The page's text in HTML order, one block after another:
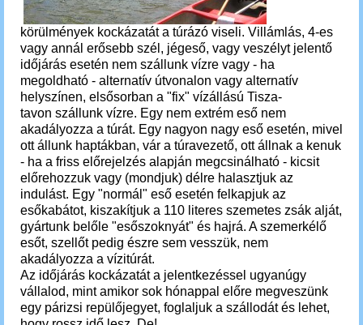
körülmények kockázatát a túrázó viseli. Villámlás, 4-es
vagy annál erősebb szél, jégeső, vagy veszélyt jelentő
időjárás esetén nem szállunk vízre vagy - ha
megoldható - alternatív útvonalon vagy alternatív
helyszínen, elsősorban a "fix" vízállású Tisza-
tavon szállunk vízre. Egy nem extrém eső nem
akadályozza a túrát. Egy nagyon nagy eső esetén, mivel
ott állunk haptákban, vár a túravezető, ott állnak a kenuk
- ha a friss előrejelzés alapján megcsinálható - kicsit
előrehozzuk vagy (mondjuk) délre halasztjuk az
indulást. Egy "normál" eső esetén felkapjuk az
esőkabátot, kiszakítjuk a 110 literes szemetes zsák alját,
gyártunk belőle "esőszoknyát" és hajrá. A szemerkélő
esőt, szellőt pedig észre sem vesszük, nem
akadályozza a vízitúrát.
Az időjárás kockázatát a jelentkezéssel ugyanúgy
vállalod, mint amikor sok hónappal előre megveszünk
egy párizsi repülőjegyet, foglaljuk a szállodát és lehet,